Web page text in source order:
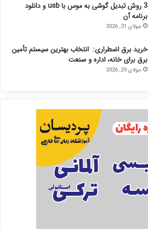
3 روش تبدیل گوشی به موس با usb و دانلود
برنامه آن
جولای 31, 2026
خرید برق اضطراری: انتخاب بهترین سیستم تأمین
برق برای خانه، اداره و صنعت
جولای 29, 2026